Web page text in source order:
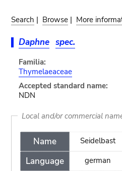
Search | Browse | More
Daphne spec.
Familia:
Thymelaeaceae
Accepted standard name:
NDN
Local and/or commercial
Name
Language
Seidelbast
german